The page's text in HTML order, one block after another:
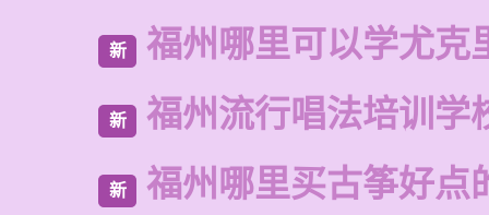
新 福州哪里可以学尤克
新 福州流行唱法培训学
新 福州哪里买古筝好点